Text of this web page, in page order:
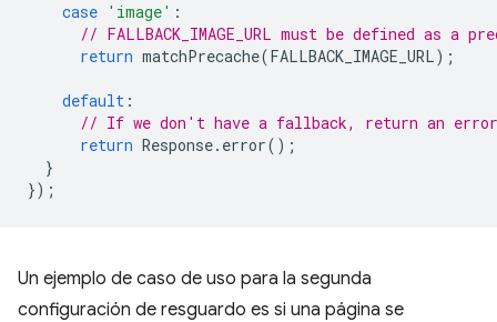
case 'image' :
// FALLBACK_IMAGE_URL must be defined as a
return matchPrecache(FALLBACK_IMAGE_URL);
default :
// If we don't have a fallback, return an error
return Response. error();
}
});
Un ejemplo de caso de uso para la segunda
configuración de resguardo es si una página se